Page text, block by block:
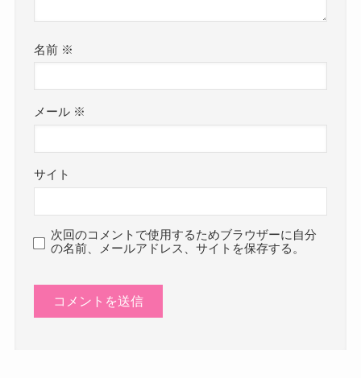
名前 ※
メール ※
サイト
次回のコメントで使用するためブラウザーに自分
の名前、メールアドレス、サイトを保存する。